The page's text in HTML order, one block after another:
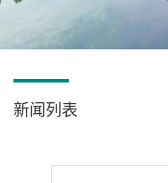
新闻列表